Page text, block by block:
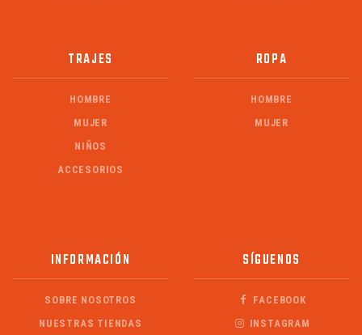
TRAJES
HOMBRE
MUJER
NIÑOS
ACCESORIOS
ROPA
HOMBRE
MUJER
INFORMACIÓN
SOBRE NOSOTROS
NUESTRAS TIENDAS
SÍGUENOS
FACEBOOK
INSTAGRAM